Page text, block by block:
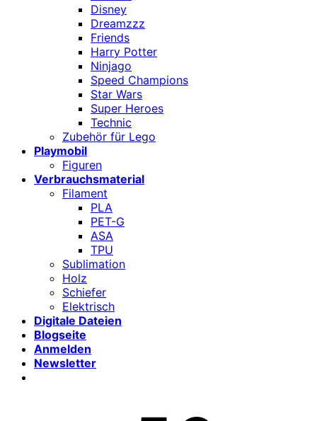
Disney
Dreamzzz
Friends
Harry Potter
Ninjago
Speed Champions
Star Wars
Super Heroes
Technic
Zubehör für Lego
Playmobil
Figuren
Verbrauchsmaterial
Filament
PLA
PET-G
ASA
TPU
Sublimation
Holz
Schiefer
Elektrisch
Digitale Dateien
Blogseite
Anmelden
Newsletter